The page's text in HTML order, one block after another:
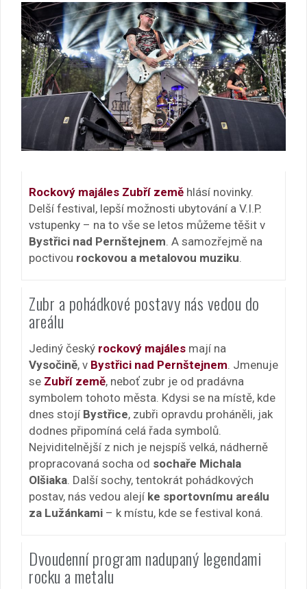
Rockový majáles Zubří země hlásí novinky.
Delší festival, lepší možnosti ubytování a V.I.P.
vstupenky – na to vše se letos můžeme těšit v
Bystřici nad Pernštejnem . A samozřejmě na
poctivou rockovou a metalovou muziku
Zubr a pohádkové postavy nás vedou do
areálu
Jediný český rockový majáles mají na
Vysočině, v Bystřici nad Pernštejnem . Jmenuje
se Zubří země, neboť zubr je od pradávna
symbolem tohoto města. Kdysi se na místě, kde
dnes stojí Bystřice, zubři opravdu proháněli, jak
dodnes připomíná celá řada symbolů.
Nejviditelnější z nich je nejspíš velká, nádherně
propracovaná socha od sochaře Michala
Olšiaka . Další sochy, tentokrát pohádkových
postav, nás vedou alejí ke sportovnímu areálu
za Lužánkami – k místu, kde se festival koná.
Dvoudenní program nadupaný legendami
rocku a metalu